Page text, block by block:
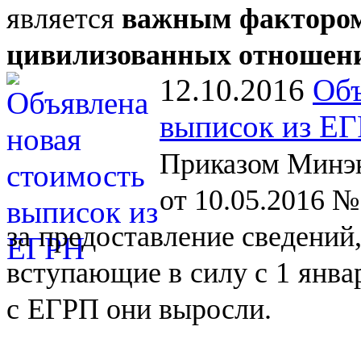
является важным
цивилизованных
12.10.2016
выписок из
Приказом
от 10.05.2016 №
за предоставление
вступающие в силу с 1
с ЕГРП они выросли.